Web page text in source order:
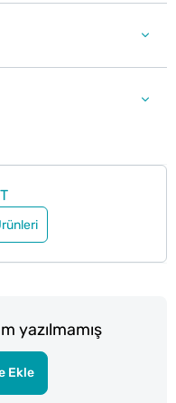
yazılmamış
Ekle